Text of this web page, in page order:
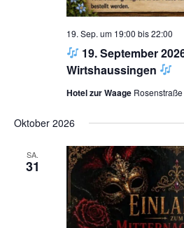
19. September
Wirtshaussingen
19. Sep. um 19:00 bis22:00
Hotel zur Waage
Oktober 2026
SA.
31